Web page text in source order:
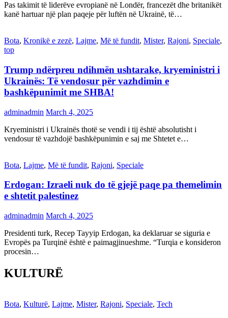
Pas takimit të liderëve evropianë në Londër, francezët dhe britanikët
kanë hartuar një plan paqeje për luftën në Ukrainë, të…
Bota, Kronikë e zezë, Lajme, Më të fundit, Mister, Rajoni, Speciale,
top
Trump ndërpreu ndihmën ushtarake, kryeministri i
Ukrainës: Të vendosur për vazhdimin e
bashkëpunimit me SHBA!
adminadmin March 4, 2025
Kryeministri i Ukrainës thotë se vendi i tij është absolutisht i
vendosur të vazhdojë bashkëpunimin e saj me Shtetet e…
Bota, Lajme, Më të fundit, Rajoni, Speciale
Erdogan: Izraeli nuk do të gjejë paqe pa themelimin
e shtetit palestinez
adminadmin March 4, 2025
Presidenti turk, Recep Tayyip Erdogan, ka deklaruar se siguria e
Evropës pa Turqinë është e paimagjinueshme. “Turqia e konsideron
procesin…
KULTURË
Bota, Kulturë, Lajme, Mister, Rajoni, Speciale, Tech